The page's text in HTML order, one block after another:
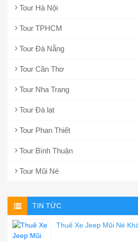
Tour Hà Nội
Tour TPHCM
Tour Đà Nẵng
Tour Cần Thơ
Tour Nha Trang
Tour Đà lạt
Tour Phan Thiết
Tour Bình Thuận
Tour Mũi Né
TIN TỨC
Thuê Xe Jeep Mũi Né